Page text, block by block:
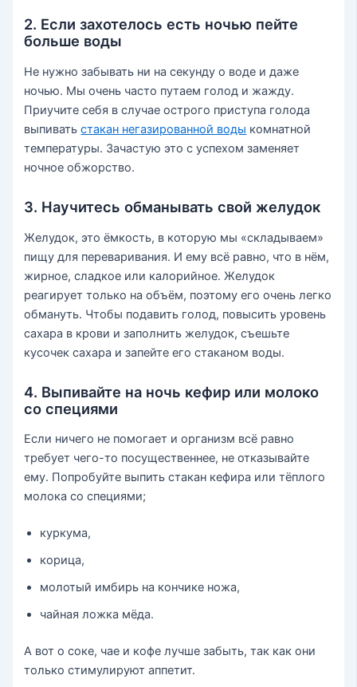
2. Если захотелось есть ночью пейте
больше воды
Не нужно забывать ни на секунду о воде и даже
ночью. Мы очень часто путаем голод и жажду.
Приучите себя в случае острого приступа голода
выпиватьстакан негазированной воды комнатной
температуры. Зачастую это с успехом заменяет
ночное обжорство.
3. Научитесь обманывать свой желудок
Желудок, это ёмкость, в которую мы «складываем»
пищу для переваривания. И ему всё равно, что в нём,
жирное, сладкое или калорийное. Желудок
реагирует только на объём, поэтому его очень легко
обмануть. Чтобы подавить голод, повысить уровень
сахара в крови и заполнить желудок, съешьте
кусочек сахара и запейте его стаканом воды.
4. Выпивайте на ночь кефир или молоко
со специями
Если ничего не помогает и организм всё равно
требует чего-то посущественнее, не отказывайте
ему. Попробуйте выпить стакан кефира или тёплого
молока со специями;
куркума,
корица,
молотый имбирь на кончике ножа,
чайная ложка мёда.
А вот о соке, чае и кофе лучше забыть, так как они
только стимулируют аппетит.